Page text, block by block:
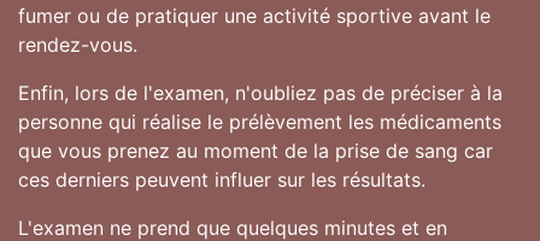
fumer ou de pratiquer une activité sportive avant le
rendez-vous.
Enfin, lors de l'examen, n'oubliez pas de préciser à la
personne qui réalise le prélèvement les médicaments
que vous prenez au moment de la prise de sang car
ces derniers peuvent influer sur les résultats.
L'examen ne prend que quelques minutes et en